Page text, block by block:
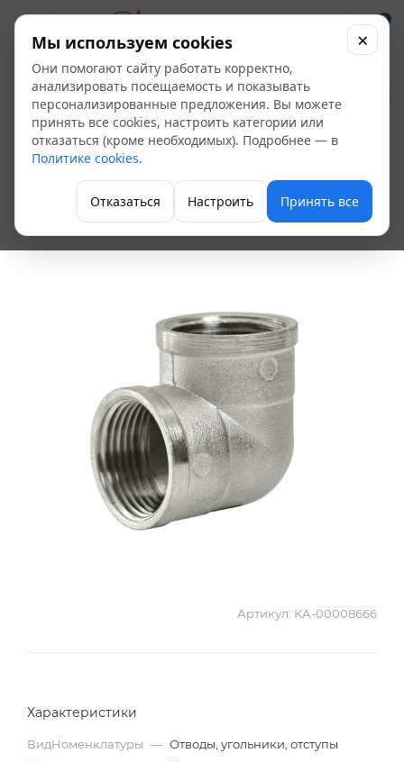
0
Угольник
никелированный LD
Pride ду-32 1 1/4" ВР -
ВР (8 шт/уп)
Угольник латунный
Артикул: КА-00008666
Характеристики
ВидНоменклатуры — Отводы, угольники, отступы
Мы используем cookies
Они помогают сайту работать корректно,
анализировать посещаемость и показывать
персонализированные предложения. Вы можете
принять все cookies, настроить категории или
отказаться (кроме необходимых). Подробнее — в
Политике cookies.
Отказаться Настроить Принять все
×